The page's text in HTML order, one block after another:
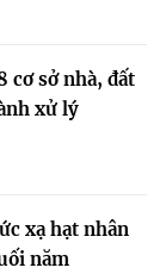
cơ sở nhà, đất
xử lý
xạ hạt nhân
năm